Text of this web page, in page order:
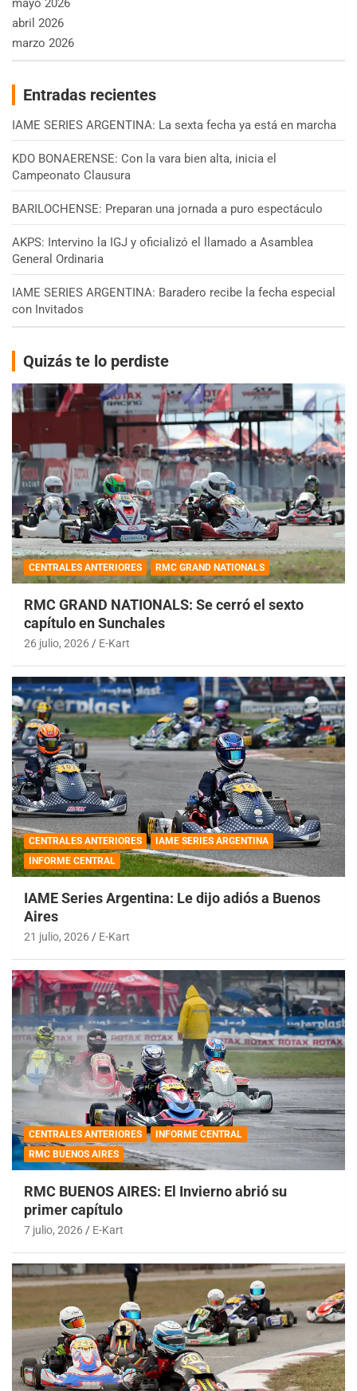
mayo 2026
abril 2026
marzo 2026
Entradas recientes
IAME SERIES ARGENTINA: La sexta fecha ya está en marcha
KDO BONAERENSE: Con la vara bien alta, inicia el
Campeonato Clausura
BARILOCHENSE: Preparan una jornada a puro espectáculo
AKPS: Intervino la IGJ y oficializó el llamado a Asamblea
General Ordinaria
IAME SERIES ARGENTINA: Baradero recibe la fecha especial
con Invitados
Quizás te lo perdiste
CENTRALES ANTERIORES RMC GRAND NATIONALS
RMC GRAND NATIONALS: Se cerró el sexto
capítulo en Sunchales
26 julio, 2026 E-Kart
CENTRALES ANTERIORES
IAME SERIES ARGENTINA
INFORME CENTRAL
IAME Series Argentina: Le dijo adiós a Buenos
Aires
21 julio, 2026 E-Kart
CENTRALES ANTERIORES
INFORME CENTRAL
RMC BUENOS AIRES
RMC BUENOS AIRES: El Invierno abrió su
primer capítulo
7 julio, 2026 E-Kart